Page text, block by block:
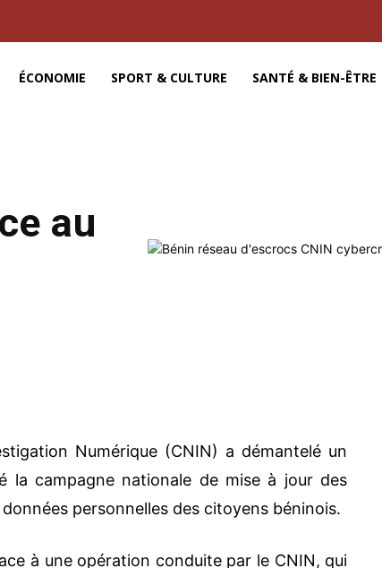
ÉCONOMIE SPORT & CULTURE SANTÉ & BIEN-ÊTRE
au
Numérique (CNIN) a démantelé un
la campagne nationale de mise à jour des
personnelles des citoyens béninois.
à une opération conduite par le CNIN, qui